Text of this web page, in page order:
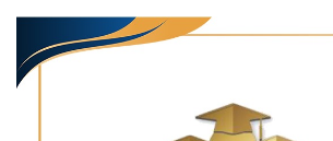
تواصل معنا